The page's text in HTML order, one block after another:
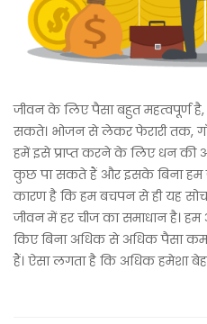
जीवन के लिए पैसा बहुत महत्वपूर्ण
सकते। भोजन से लेकर फेरारी तक,
हमें इसे प्राप्त करने के लिए धन की
कुछ पा सकते हैं और इसके बिना हम
कारण है कि हम बचपन से ही यह
जीवन में हर चीज का समाधान है। हम
किए बिना अधिक से अधिक पैसा
हैं। ऐसा लगता है कि अधिक हमेशा